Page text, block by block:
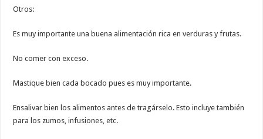
Otros:
Es muy importante una buena alimentación rica en verduras y frutas.
No comer con exceso.
Mastique bien cada bocado pues es muy importante.
Ensalivar bien los alimentos antes de tragárselo. Esto incluye también
para los zumos, infusiones, etc.